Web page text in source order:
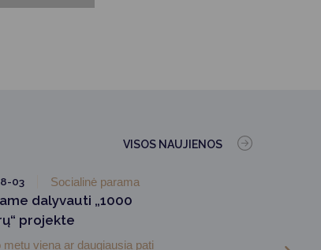
VISOS NAUJIENOS
03 Socialinė parama
dalyvauti „1000
projekte
metu viena ar daugiausia pati